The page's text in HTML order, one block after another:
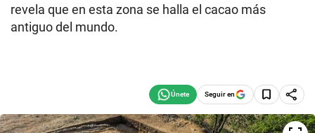
revela que en esta zona se halla el cacao más
antiguo del mundo.
Seguir en